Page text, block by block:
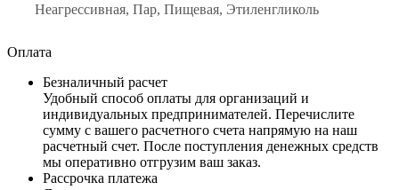
Неагрессивная, Пар, Пищевая, Этиленгликоль
Оплата
Безналичный расчет
Удобный способ оплаты для организаций и
индивидуальных предпринимателей. Перечислите
сумму с вашего расчетного счета напрямую на наш
расчетный счет. После поступления денежных средств
мы оперативно отгрузим ваш заказ.
Рассрочка платежа